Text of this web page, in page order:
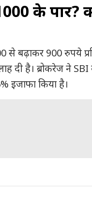
के पार?
से बढ़ाकर 900 रुपये
दी है। ब्रोकरेज ने SBI
इजाफा किया है।